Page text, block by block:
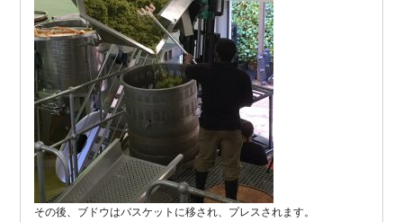
その後、ブドウはバスケットに移され、プレスされます。